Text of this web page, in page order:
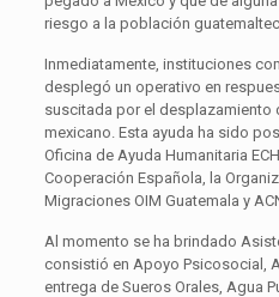
riesgo a la población
Inmediatamente, instituciones
desplegó un operativo en
suscitada por el desplazamiento
mexicano. Esta ayuda ha sido
Oficina de Ayuda Humanitaria
Cooperación Española, la
Migraciones OIM Guatemala y
Al momento se ha brindado
consistió en Apoyo Psicosocial,
entrega de Sueros Orales, Agua